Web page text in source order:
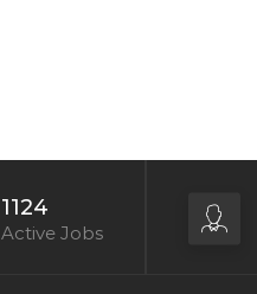
1124
Active Jobs